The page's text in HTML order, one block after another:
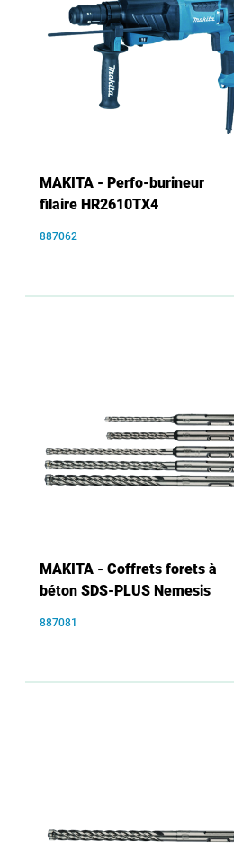
MAKITA - Perfo-burineur
filaire HR2610TX4
887062
MAKITA - Coffrets forets à
béton SDS-PLUS Nemesis
887081